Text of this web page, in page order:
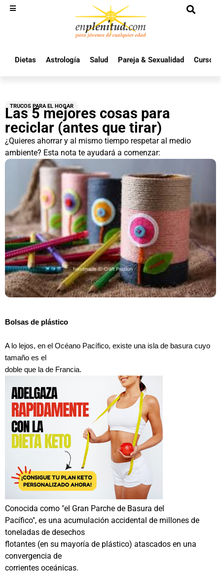
Dietas Astrología Salud Pareja & Sexualidad Cursos
TRUCOS PARA EL HOGAR
Las 5 mejores cosas para
reciclar (antes que tirar)
¿Quieres ahorrar y al mismo tiempo respetar al medio
ambiente? Esta nota te ayudará a comenzar:
Bolsas de plástico
A lo lejos, en el Océano Pacífico, existe una isla de basura cuyo
tamaño es el
doble que la de Francia.
Conocida como "el Gran Parche de Basura del
Pacífico", es una acumulación accidental de millones de
toneladas de desechos
flotantes (en su mayoría de plástico) atascados en una
convergencia de
corrientes oceánicas.